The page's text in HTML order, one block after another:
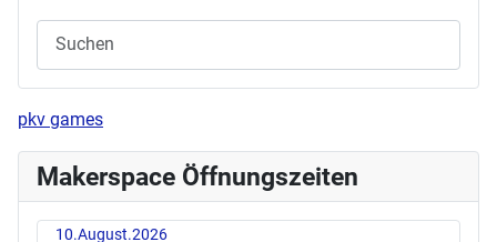
pkv games
Makerspace Öffnungszeiten
10.August.2026